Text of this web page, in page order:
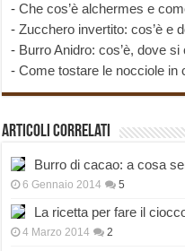
-Che cos’è alchermes e
-Zucchero invertito: cos’è e
- Burro Anidro: cos’è, dove
-Come tostare le nocciole in
Articoli correlati
Burro di cacao: a cosa
6 Gennaio 2014 5
La ricetta per fare il
4 Marzo 2014 2